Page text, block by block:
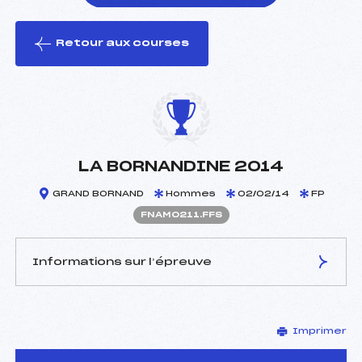
le ski
Retour aux courses
LA BORNANDINE 2014
GRAND BORNAND Hommes 02/02/14 FP
FNAM0211.FFS
Informations sur l’épreuve
METRAL BERNARD (MB)
D.T Adjoint :
–
Imprimer